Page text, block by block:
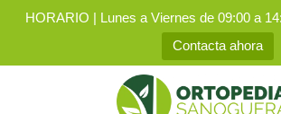
HORARIO | Lunes a Viernes de 09:00 a
Contacta ahora